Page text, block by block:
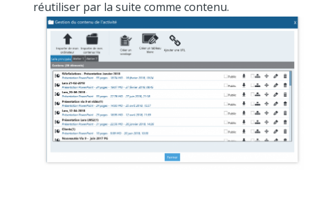
réutiliser par la suite comme contenu.